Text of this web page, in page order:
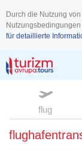
Durch die Nutzung
für detaillierte
flug